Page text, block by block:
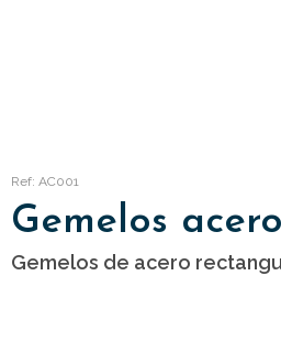
Ref: AC001
Gemelos acero
Gemelos de acero